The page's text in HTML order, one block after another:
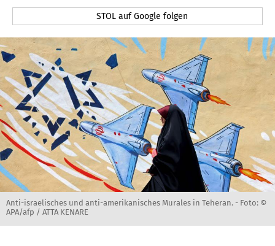
STOL auf Google folgen
Anti-israelisches und anti-amerikanisches Murales in Teheran. - Foto: ©
APA/afp / ATTA KENARE